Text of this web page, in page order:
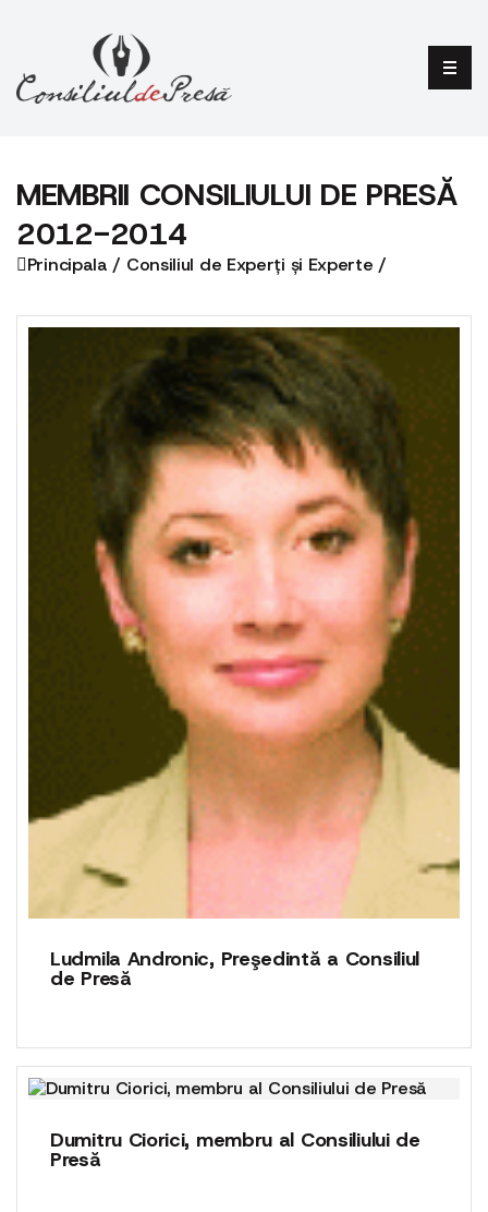
MEMBRII CONSILIULUI DE PRESĂ
2012-2014
Principala / Consiliul de Experți și Experte /
Ludmila Andronic, Preşedintă a Consiliul
de Presă
Dumitru Ciorici, membru al Consiliului de
Presă